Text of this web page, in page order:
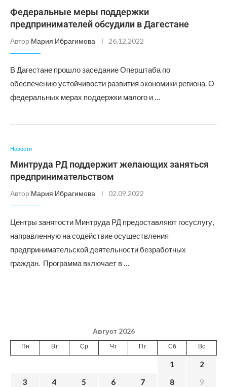
Федеральные меры поддержки
предпринимателей обсудили в Дагестане
Автор Мария Ибрагимова 26.12.2022
В Дагестане прошло заседание Оперштаба по
обеспечению устойчивости развития экономики региона. О
федеральных мерах поддержки малого и …
Новости
Минтруда РД поддержит желающих заняться
предпринимательством
Автор Мария Ибрагимова 02.09.2022
Центры занятости Минтруда РД предоставляют госуслугу,
направленную на содействие осуществления
предпринимательской деятельности безработных
граждан. Программа включает в …
Август 2026
Пн Вт Ср Чт Пт Сб Вс
1
2
3
4 5 6 7 8
9